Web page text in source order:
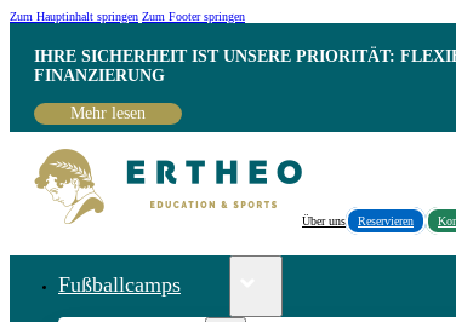
Zum Hauptinhalt springen Zum Footer springen
IHRE SICHERHEIT IST UNSERE PRIORITÄT:
INANZIERUNG
Mehr lesen
Über uns Reservieren
Fußballcamps